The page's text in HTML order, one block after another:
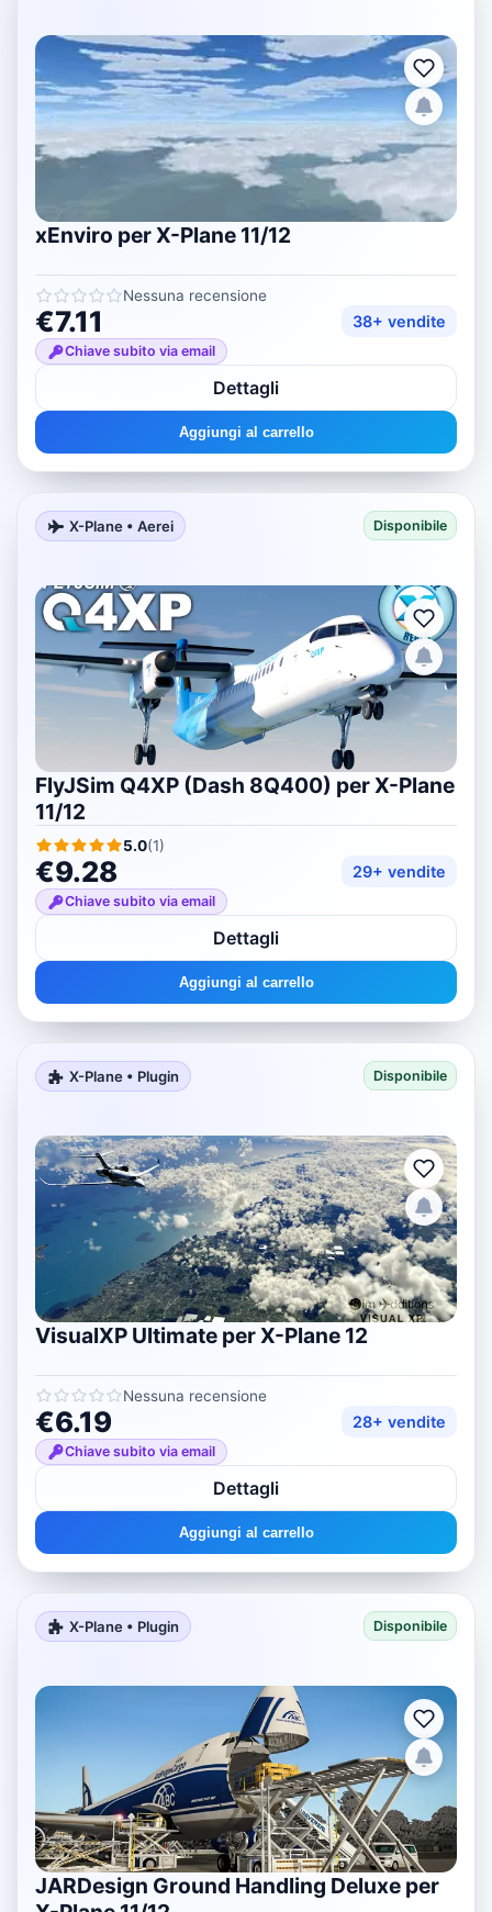
xEnviro per X-Plane 11/12
Nessuna recensione
€7.11 38+ vendite
Chiave subito via email
Dettagli
Aggiungi al carrello
X-Plane • Aerei Disponibile
FlyJSim Q4XP (Dash 8Q400) per X-Plane
11/12
5.0(1)
€9.28 29+ vendite
Chiave subito via email
Dettagli
Aggiungi al carrello
X-Plane • Plugin Disponibile
VisualXP Ultimate per X-Plane 12
Nessuna recensione
€6.19 28+ vendite
Chiave subito via email
Dettagli
Aggiungi al carrello
X-Plane • Plugin Disponibile
JARDesign Ground Handling Deluxe per